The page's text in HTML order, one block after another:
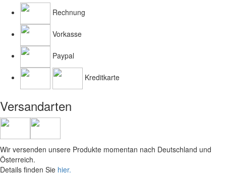
Rechnung
Vorkasse
Paypal
Kreditkarte
Versandarten
Wir versenden unsere Produkte momentan nach Deutschland und
Österreich.
Details finden Sie hier.